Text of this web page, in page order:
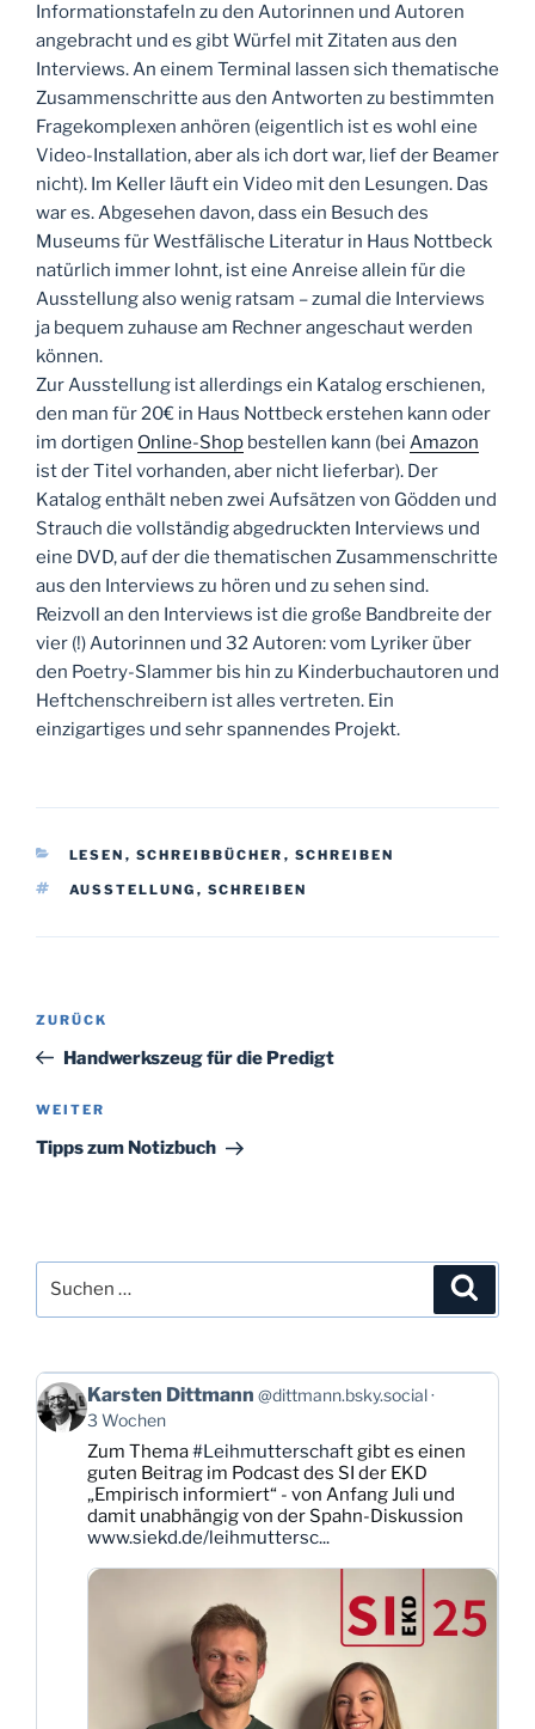
Informationstafeln zu den Autorinnen und Autoren
angebracht und es gibt Würfel mit Zitaten aus den
Interviews. An einem Terminal lassen sich thematische
Zusammenschritte aus den Antworten zu bestimmten
Fragekomplexen anhören (eigentlich ist es wohl eine
Video-Installation, aber als ich dort war, lief der Beamer
nicht). Im Keller läuft ein Video mit den Lesungen. Das
war es. Abgesehen davon, dass ein Besuch des
Museums für Westfälische Literatur in Haus Nottbeck
natürlich immer lohnt, ist eine Anreise allein für die
Ausstellung also wenig ratsam – zumal die Interviews
ja bequem zuhause am Rechner angeschaut werden
können.
Zur Ausstellung ist allerdings ein Katalog erschienen,
den man für 20€ in Haus Nottbeck erstehen kann oder
im dortigen Online-Shop bestellen kann (bei Amazon
ist der Titel vorhanden, aber nicht lieferbar). Der
Katalog enthält neben zwei Aufsätzen von Gödden und
Strauch die vollständig abgedruckten Interviews und
eine DVD, auf der die thematischen Zusammenschritte
aus den Interviews zu hören und zu sehen sind.
Reizvoll an den Interviews ist die große Bandbreite der
vier (!) Autorinnen und 32 Autoren: vom Lyriker über
den Poetry-Slammer bis hin zu Kinderbuchautoren und
Heftchenschreibern ist alles vertreten. Ein
einzigartiges und sehr spannendes Projekt.
KATEGORIEN
LESEN , SCHREIBBÜCHER , SCHREIBEN
SCHLAGWÖRTER
AUSSTELLUNG , SCHREIBEN
Beitragsnavigation
Vorheriger
Beitrag
ZURÜCK
Handwerkszeug für die Predigt
Nächster
Beitrag
WEITER
Tipps zum Notizbuch
nach:
Beitrag
von
Karsten
Dittmann
Bluesky
ansehen
Karsten Dittmann @dittmann.bsky.social
3 Wochen
Zum Thema#Leihmutterschaftgibt es einen
guten Beitrag im Podcast des SI der EKD
„Empirisch informiert“ - von Anfang Juli und
damit unabhängig von der Spahn-Diskussion
www.siekd.de/leihmuttersc...